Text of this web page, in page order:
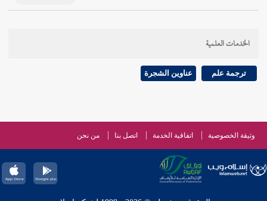
الخدمات العلمية
ترجمة علم عناوين الشجرة
وثيقة الخصوصية اتفاقية الخدمة اتصل بنا من نحن